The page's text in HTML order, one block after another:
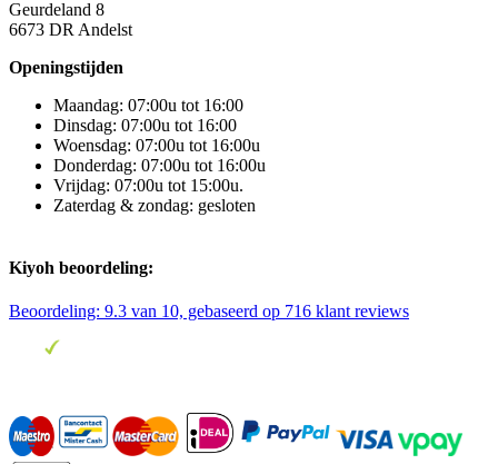
Geurdeland 8
6673 DR Andelst
Openingstijden
Maandag: 07:00u tot 16:00
Dinsdag: 07:00u tot 16:00
Woensdag: 07:00u tot 16:00u
Donderdag: 07:00u tot 16:00u
Vrijdag: 07:00u tot 15:00u.
Zaterdag & zondag: gesloten
Kiyoh beoordeling:
Beoordeling: 9.3 van 10, gebaseerd op 716 klant reviews